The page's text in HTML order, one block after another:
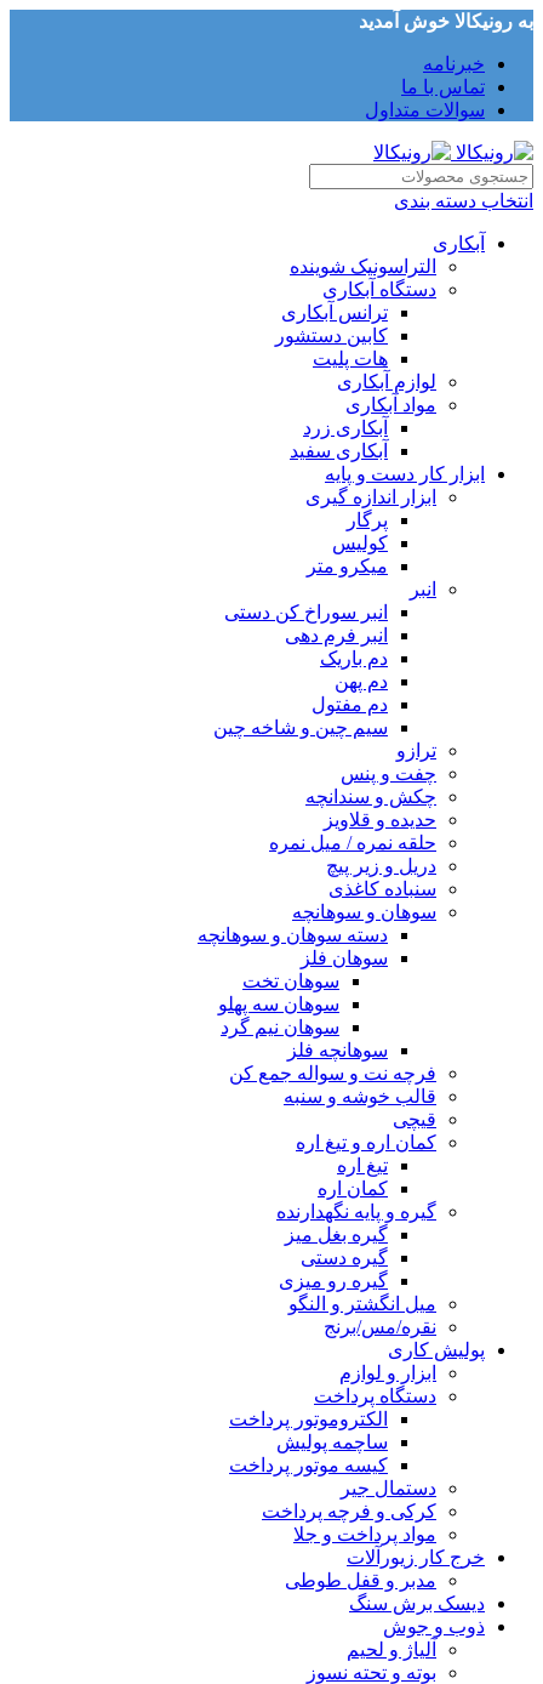
به رونیکالا خوش آمدید
خبرنامه
تماس با ما
سوالات متداول
انتخاب دسته بندی
آبکاری
التراسونیک شوینده
دستگاه آبکاری
ترانس آبکاری
کابین دستشور
هات پلیت
لوازم آبکاری
مواد آبکاری
آبکاری زرد
آبکاری سفید
ابزار کار دست و پایه
ابزار اندازه گیری
پرگار
کولیس
میکرو متر
انبر
انبر سوراخ کن دستی
انبر فرم دهی
دم باریک
دم پهن
دم مفتول
سیم چین و شاخه چین
ترازو
چفت و پنس
چکش و سندانچه
حدیده و قلاویز
حلقه نمره / میل نمره
دریل و زیر پیچ
سنباده کاغذی
سوهان و سوهانچه
دسته سوهان و سوهانچه
سوهان فلز
سوهان تخت
سوهان سه پهلو
سوهان نیم گرد
سوهانچه فلز
فرچه نت و سواله جمع کن
قالب خوشه و سنبه
قیچی
کمان اره و تیغ اره
تیغ اره
کمان اره
گیره و پایه نگهدارنده
گیره بغل میز
گیره دستی
گیره رو میزی
میل انگشتر و النگو
نقره/مس/برنج
پولیش کاری
ابزار و لوازم
دستگاه پرداخت
الکتروموتور پرداخت
ساچمه پولیش
کیسه موتور پرداخت
دستمال جیر
کرکی و فرچه پرداخت
مواد پرداخت و جلا
خرج کار زیورآلات
مدبر و قفل طوطی
دیسک برش سنگ
ذوب و جوش
آلیاژ و لحیم
بوته و تحته نسوز